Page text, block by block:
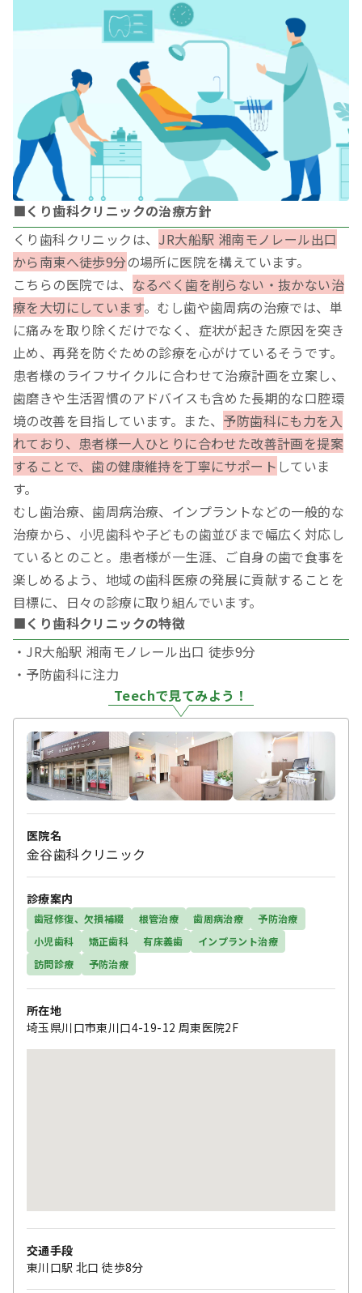
■くり歯科クリニックの治療方針
くり歯科クリニックは、 JR大船駅 湘南モノレール出口
から南東へ徒歩9分の場所に医院を構えています。
こちらの医院では、 なるべく歯を削らない・抜かない治
療を大切にしています。むし歯や歯周病の治療では、単
に痛みを取り除くだけでなく、症状が起きた原因を突き
止め、再発を防ぐための診療を心がけているそうです。
患者様のライフサイクルに合わせて治療計画を立案し、
歯磨きや生活習慣のアドバイスも含めた長期的な口腔環
境の改善を目指しています。また、 予防歯科にも力を入
れており、患者様一人ひとりに合わせた改善計画を提案
することで、歯の健康維持を丁寧にサポート していま
す。
むし歯治療、歯周病治療、インプラントなどの一般的な
治療から、小児歯科や子どもの歯並びまで幅広く対応し
ているとのこと。患者様が一生涯、ご自身の歯で食事を
楽しめるよう、地域の歯科医療の発展に貢献することを
目標に、日々の診療に取り組んでいます。
■くり歯科クリニックの特徴
・JR大船駅 湘南モノレール出口 徒歩9分
・予防歯科に注力
Teechで見てみよう！
医院名
金谷歯科クリニック
診療案内
歯冠修復、欠損補綴 根管治療 歯周病治療
予防治療
小児歯科
矯正歯科 有床義歯
インプラント治療
訪問診療
予防治療
所在地
埼玉県川口市東川口4-19-12 周東医院2F
交通手段
東川口駅 北口 徒歩8分